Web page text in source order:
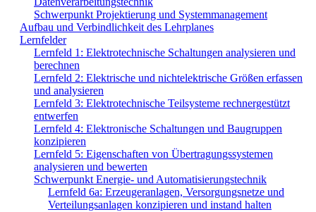
Schwerpunkt Projektierung und Systemmanagement
Aufbau und Verbindlichkeit des Lehrplanes
Lernfelder
Lernfeld 1: Elektrotechnische Schaltungen analysieren und
berechnen
Lernfeld 2: Elektrische und nichtelektrische Größen erfassen
und analysieren
Lernfeld 3: Elektrotechnische Teilsysteme rechnergestützt
entwerfen
Lernfeld 4: Elektronische Schaltungen und Baugruppen
konzipieren
Lernfeld 5: Eigenschaften von Übertragungssystemen
analysieren und bewerten
Schwerpunkt Energie- und Automatisierungstechnik
Lernfeld 6a: Erzeugeranlagen, Versorgungsnetze und
Verteilungsanlagen konzipieren und instand halten